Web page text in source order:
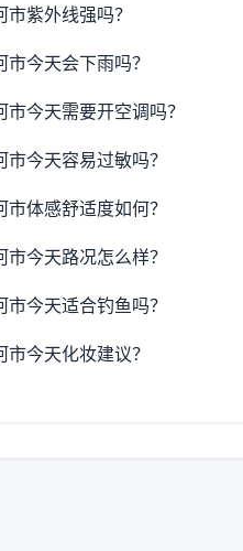
市紫外线强吗？
市今天会下雨吗？
市今天需要开空调吗？
市今天容易过敏吗？
市体感舒适度如何？
市今天路况怎么样？
市今天适合钓鱼吗？
市今天化妆建议？